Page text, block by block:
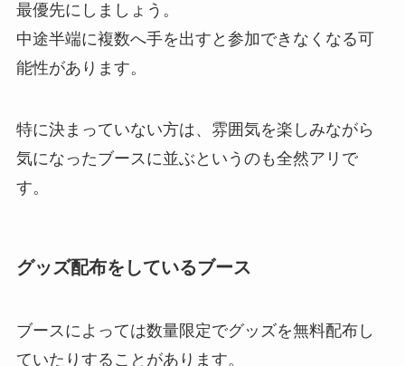
最優先にしましょう。
中途半端に複数へ手を出すと参加できなくなる可
能性があります。
特に決まっていない方は、雰囲気を楽しみながら
気になったブースに並ぶというのも全然アリで
す。
グッズ配布をしているブース
ブースによっては数量限定でグッズを無料配布し
ていたりすることがあります。